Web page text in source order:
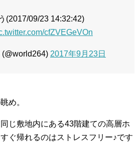
(2017/09/23 14:32:42)
cfZVEGeVOn
2017年9月23日
め。
じ敷地内にある43階建ての高層ホ
ぐ帰れるのはストレスフリー♪です